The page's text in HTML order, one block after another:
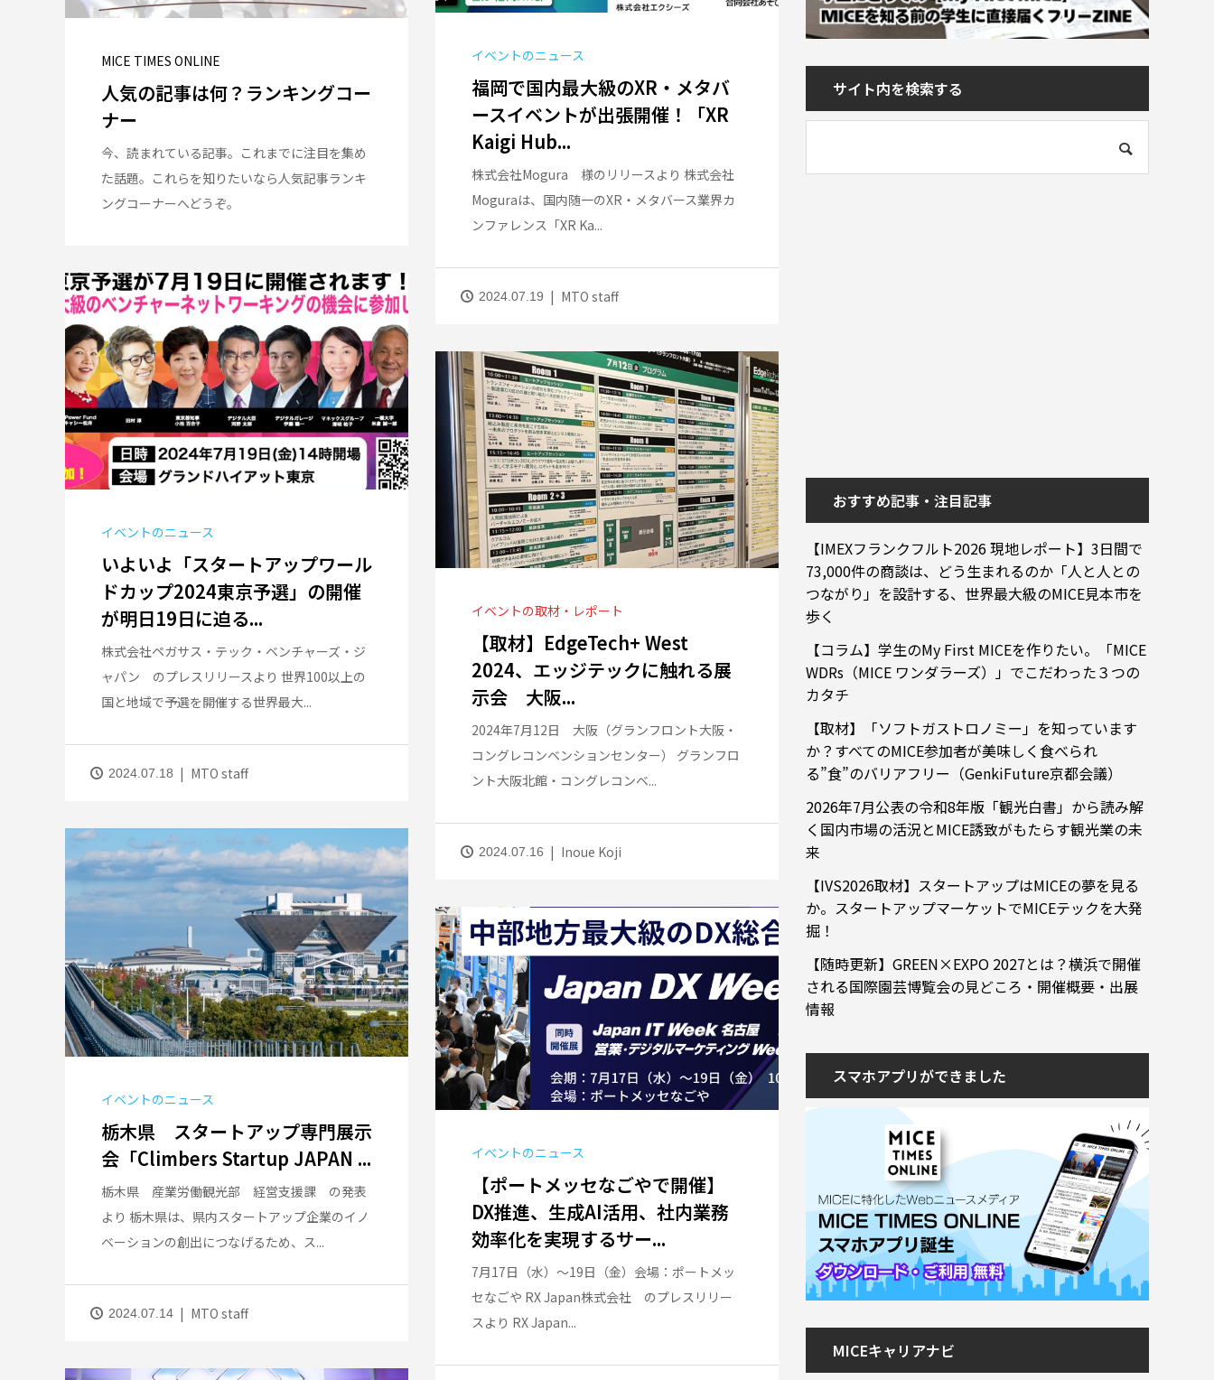
イベントのニュース
福岡で国内最大級のXR・メタバ
ースイベントが出張開催！「XR
Kaigi Hub...
株式会社Mogura 様のリリースより 株式会社
Moguraは、国内随一のXR・メタバース業界カ
ンファレンス「XR Ka...
2024.07.19 MTO staff
MICE TIMES ONLINE
人気の記事は何？ランキングコー
ナー
今、読まれている記事。これまでに注目を集め
た話題。これらを知りたいなら人気記事ランキ
ングコーナーへどうぞ。
イベントのニュース
いよいよ「スタートアップワール
ドカップ2024東京予選」の開催
が明日19日に迫る...
株式会社ペガサス・テック・ベンチャーズ・ジ
ャパン のプレスリリースより 世界100以上の
国と地域で予選を開催する世界最大...
2024.07.18 MTO staff
イベントの取材・レポート
【取材】EdgeTech+ West
2024、エッジテックに触れる展
示会 大阪...
2024年7月12日 大阪（グランフロント大阪・
コングレコンベンションセンター） グランフロ
ント大阪北館・コングレコンベ...
2024.07.16 Inoue Koji
イベントのニュース
栃木県 スタートアップ専門展示
会「Climbers Startup JAPAN ...
栃木県 産業労働観光部 経営支援課 の発表
より 栃木県は、県内スタートアップ企業のイノ
ベーションの創出につなげるため、ス...
2024.07.14 MTO staff
イベントのニュース
【ポートメッセなごやで開催】
DX推進、生成AI活用、社内業務
効率化を実現するサー...
7月17日（水）～19日（金）会場：ポートメッ
セなごや RX Japan株式会社 のプレスリリー
スより RX Japan...
サイト内を検索する
おすすめ記事・注目記事
【IMEXフランクフルト2026 現地レポート】3日間で
73,000件の商談は、どう生まれるのか「人と人との
つながり」を設計する、世界最大級のMICE見本市を
歩く
【コラム】学生のMy First MICEを作りたい。「MICE
WDRs（MICE ワンダラーズ）」でこだわった３つの
カタチ
【取材】「ソフトガストロノミー」を知っています
か？すべてのMICE参加者が美味しく食べられ
る”食”のバリアフリー（GenkiFuture京都会議）
2026年7月公表の令和8年版「観光白書」から読み解
く国内市場の活況とMICE誘致がもたらす観光業の未
来
【IVS2026取材】スタートアップはMICEの夢を見る
か。スタートアップマーケットでMICEテックを大発
掘！
【随時更新】GREEN×EXPO 2027とは？横浜で開催
される国際園芸博覧会の見どころ・開催概要・出展
情報
スマホアプリができました
MICEキャリアナビ